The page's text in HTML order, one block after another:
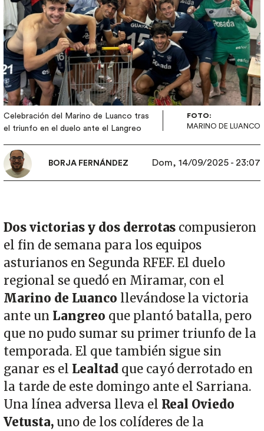
Celebración del Marino de Luanco tras
el triunfo en el duelo ante el Langreo
FOTO:
MARINO DE LUANCO
BORJA FERNÁNDEZ Dom, 14/09/2025 - 23:07
Dos victorias y dos derrotas compusieron
el fin de semana para los equipos
asturianos en Segunda RFEF. El duelo
regional se quedó en Miramar, con el
Marino de Luanco llevándose la victoria
ante un Langreo que plantó batalla, pero
que no pudo sumar su primer triunfo de la
temporada. El que también sigue sin
ganar es el Lealtadque cayó derrotado en
la tarde de este domingo ante el Sarriana.
Una línea adversa lleva el Real Oviedo
Vetusta,uno de los colíderes de la